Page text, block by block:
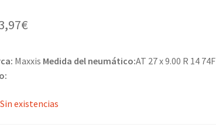
€
Maxxis Medida del neumático:AT 27 x 9.00 R 14 74F
Sin existencias